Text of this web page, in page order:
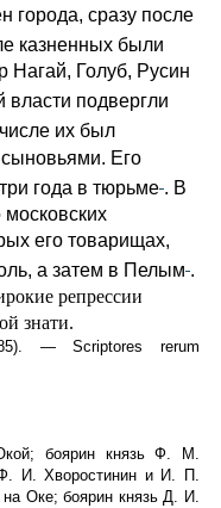
города, сразу после
казненных были
Нагай, Голуб, Русин
власти подвергли
их был
сыновьями. Его
года в тюрьме . В
его товарищах,
а затем в Пелым .
репрессии
знати.
— Scriptores rerum
боярин князь Ф. М.
Ф. И. Хворостинин и И. П.
Оке; боярин князь Д. И.